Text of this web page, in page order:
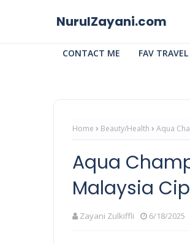
NurulZayani.com
CONTACT ME FAV
Home Beauty/Health Aqua
Aqua
Malaysia
Zayani Zulkiffli 6/18/2025